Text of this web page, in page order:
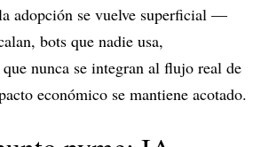
adopción se vuelve superficial —
bots que nadie usa,
nunca se integran al flujo real de
económico se mantiene acotado.